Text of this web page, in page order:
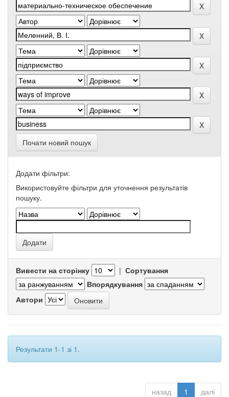
Почати новий пошук
Додати фільтри:
Використовуйте фільтри для уточнення результатів
пошуку.
Вивести на сторінку | Сортування
Впорядкування
Автори
Результати 1-1 зі 1.
назад 1 далі